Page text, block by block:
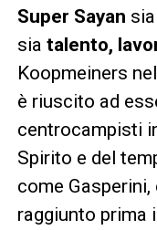
Super Sayan
sia talento,
Koopmeiners
è riuscito ad
centrocampisti
Spirito e del
come
raggiunto prima